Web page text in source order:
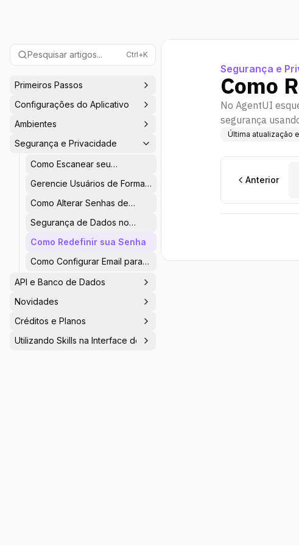
Pesquisar artigos... Ctrl+K
Primeiros Passos
Configurações do Aplicativo
Ambientes
Segurança e Privacidade
Como Escanear seu
Vulnerabilidades de
Segurança
Gerencie Usuários de Forma
Como Alterar Senhas de
Segurança de Dados no
Como Redefinir sua Senha
Como Configurar Email para
Senha no Seu App
API e Banco de Dados
Novidades
Créditos e Planos
Utilizando Skills na Interface do Agente
Segurança e
Como
No AgentUI
segurança
Última atualização
Anterior